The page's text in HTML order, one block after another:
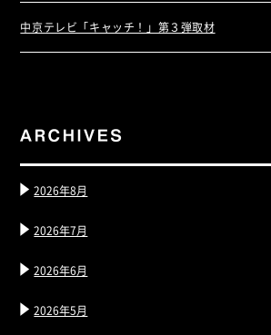
中京テレビ「キャッチ！」第３弾取材
2026年8月
2026年7月
2026年6月
2026年5月